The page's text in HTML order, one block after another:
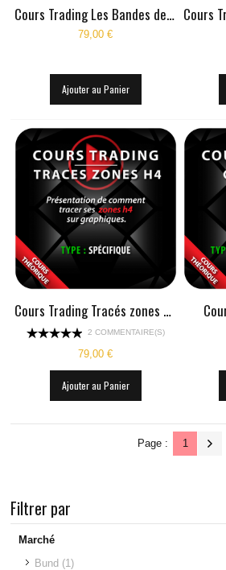
Cours Trading Les Bandes de Bollinger
79,00 €
Ajouter au Panier
Cours Trading Tracés zones H4
2 COMMENTAIRE(S)
79,00 €
Ajouter au Panier
Page : 1
Filtrer par
Marché
Bund (1)